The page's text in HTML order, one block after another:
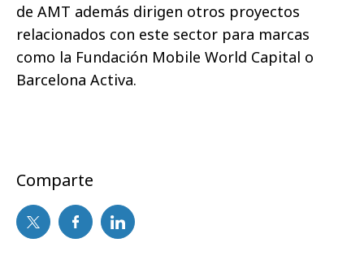
de AMT además dirigen otros proyectos
relacionados con este sector para marcas
como la Fundación Mobile World Capital o
Barcelona Activa.
Comparte